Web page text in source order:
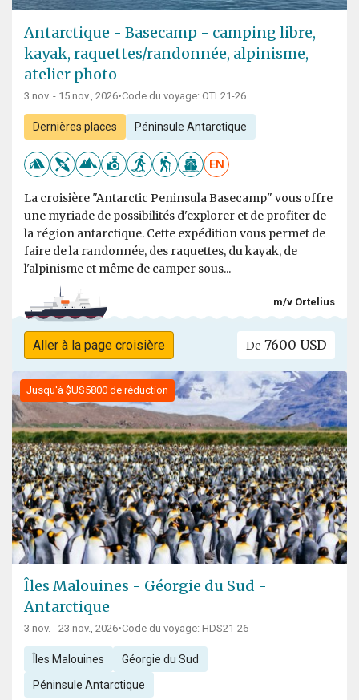
Antarctique - Basecamp - camping libre,
kayak, raquettes/randonnée, alpinisme,
atelier photo
3 nov. - 15 nov., 2026•Code du voyage: OTL21-26
Dernières places Péninsule Antarctique
EN
La croisière "Antarctic Peninsula Basecamp" vous offre
une myriade de possibilités d'explorer et de profiter de
la région antarctique. Cette expédition vous permet de
faire de la randonnée, des raquettes, du kayak, de
l'alpinisme et même de camper sous...
m/v Ortelius
Aller à la page croisière De 7600 USD
Jusqu'à $US5800 de réduction
Îles Malouines - Géorgie du Sud -
Antarctique
3 nov. - 23 nov., 2026•Code du voyage: HDS21-26
Îles Malouines Géorgie du Sud
Péninsule Antarctique